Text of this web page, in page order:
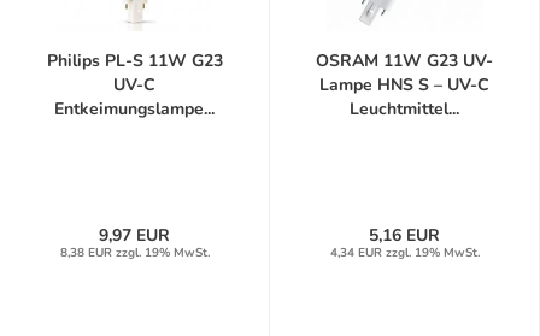
Philips PL-S 11W G23
UV-C
Entkeimungslampe...
9,97 EUR
8,38 EUR zzgl. 19% MwSt.
OSRAM 11W G23 UV-
Lampe HNS S – UV-C
Leuchtmittel...
5,16 EUR
4,34 EUR zzgl. 19% MwSt.